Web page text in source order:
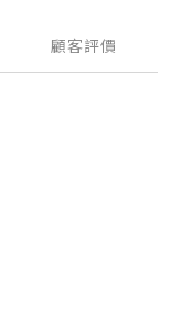
顧客評價